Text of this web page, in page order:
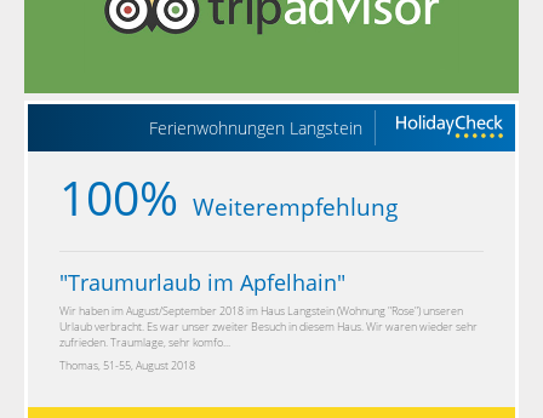
Ferienwohnungen Langstein
100% Weiterempfehlung
"Traumurlaub im Apfelhain"
Wir haben im August/September 2018 im Haus Langstein (Wohnung "Rose") unseren
Urlaub verbracht. Es war unser zweiter Besuch in diesem Haus. Wir waren wieder sehr
zufrieden. Traumlage, sehr komfo...
Thomas, 51-55, August 2018